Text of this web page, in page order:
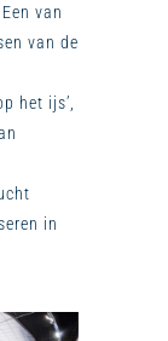
van
van de
het ijs’,
in